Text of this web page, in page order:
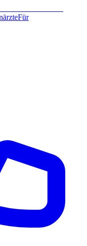
Für